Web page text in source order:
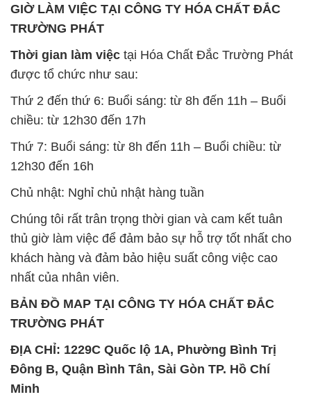
GIỜ LÀM VIỆC TẠI CÔNG TY HÓA CHẤT ĐẮC
TRƯỜNG PHÁT
Thời gian làm việc tại Hóa Chất Đắc Trường Phát
được tổ chức như sau:
Thứ 2 đến thứ 6: Buổi sáng: từ 8h đến 11h – Buổi
chiều: từ 12h30 đến 17h
Thứ 7: Buổi sáng: từ 8h đến 11h – Buổi chiều: từ
12h30 đến 16h
Chủ nhật: Nghỉ chủ nhật hàng tuần
Chúng tôi rất trân trọng thời gian và cam kết tuân
thủ giờ làm việc để đảm bảo sự hỗ trợ tốt nhất cho
khách hàng và đảm bảo hiệu suất công việc cao
nhất của nhân viên.
BẢN ĐỒ MAP TẠI CÔNG TY HÓA CHẤT ĐẮC
TRƯỜNG PHÁT
ĐỊA CHỈ: 1229C Quốc lộ 1A, Phường Bình Trị
Đông B, Quận Bình Tân, Sài Gòn TP. Hồ Chí
Minh